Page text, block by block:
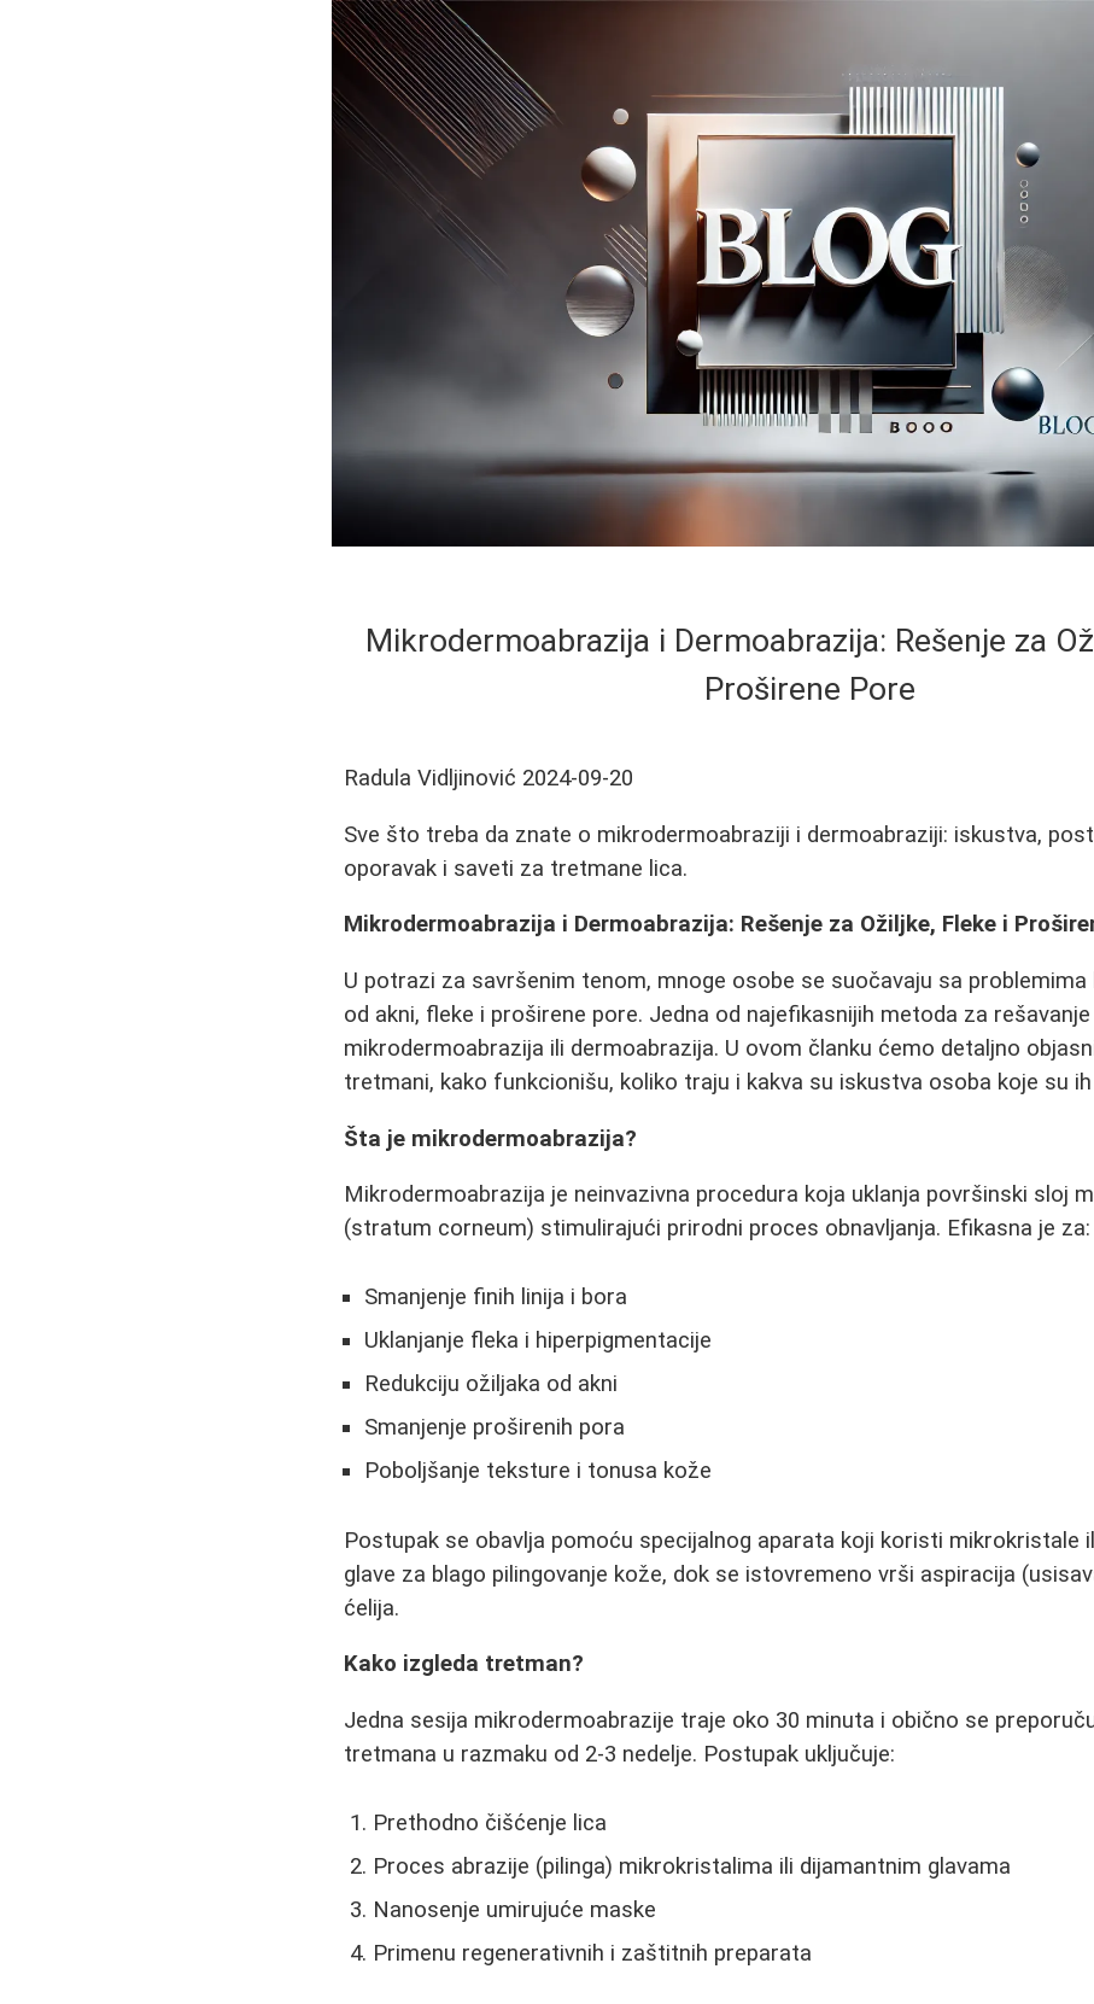
Mikrodermoabrazija i Dermoabrazija: Rešenje za
Proširene Pore
Radula Vidljinović 2024-09-20
Sve što treba da znate o mikrodermoabraziji i dermoabraziji: iskustva,
oporavak i saveti za tretmane lica.
Mikrodermoabrazija i Dermoabrazija: Rešenje za Ožiljke, Fleke i
U potrazi za savršenim tenom, mnoge osobe se suočavaju sa
od akni, fleke i proširene pore. Jedna od najefikasnijih metoda za
mikrodermoabrazija ili dermoabrazija. U ovom članku ćemo detaljno
tretmani, kako funkcionišu, koliko traju i kakva su iskustva osoba koje su
Šta je mikrodermoabrazija?
Mikrodermoabrazija je neinvazivna procedura koja uklanja površinski sloj
(stratum corneum) stimulirajući prirodni proces obnavljanja. Efikasna je za:
Smanjenje finih linija i bora
Uklanjanje fleka i hiperpigmentacije
Redukciju ožiljaka od akni
Smanjenje proširenih pora
Poboljšanje teksture i tonusa kože
Postupak se obavlja pomoću specijalnog aparata koji koristi mikrokristale
glave za blago pilingovanje kože, dok se istovremeno vrši aspiracija
ćelija.
Kako izgleda tretman?
Jedna sesija mikrodermoabrazije traje oko 30 minuta i obično se
tretmana u razmaku od 2-3 nedelje. Postupak uključuje:
Prethodno čišćenje lica
Proces abrazije (pilinga) mikrokristalima ili dijamantnim glavama
Nanosenje umirujuće maske
Primenu regenerativnih i zaštitnih preparata